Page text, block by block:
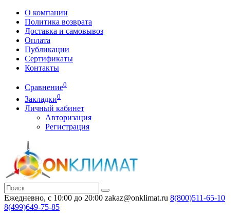
О компании
Политика возврата
Доставка и самовывоз
Оплата
Публикации
Сертификаты
Контакты
Сравнение0
Закладки0
Личный кабинет
Авторизация
Регистрация
Ежедневно, с 10:00 до 20:00 zakaz@onklimat.ru 8(800)511-65-10
8(499)649-75-85